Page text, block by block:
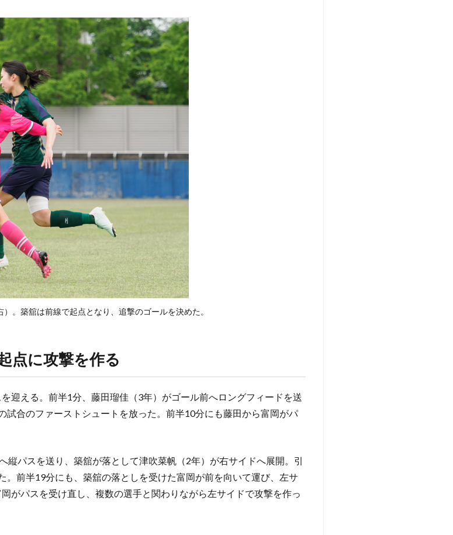
。築舘は前線で起点となり、追撃のゴールを決めた。
点に攻撃を作る
迎える。前半1分、藤田瑠佳（3年）がゴール前へロングフィードを送
試合のファーストシュートを放った。前半10分にも藤田から富岡がパ
縦パスを送り、築舘が落として津吹菜帆（2年）が右サイドへ展開。引
。前半19分にも、築舘の落としを受けた富岡が前を向いて運び、左サ
がパスを受け直し、複数の選手と関わりながら左サイドで攻撃を作っ